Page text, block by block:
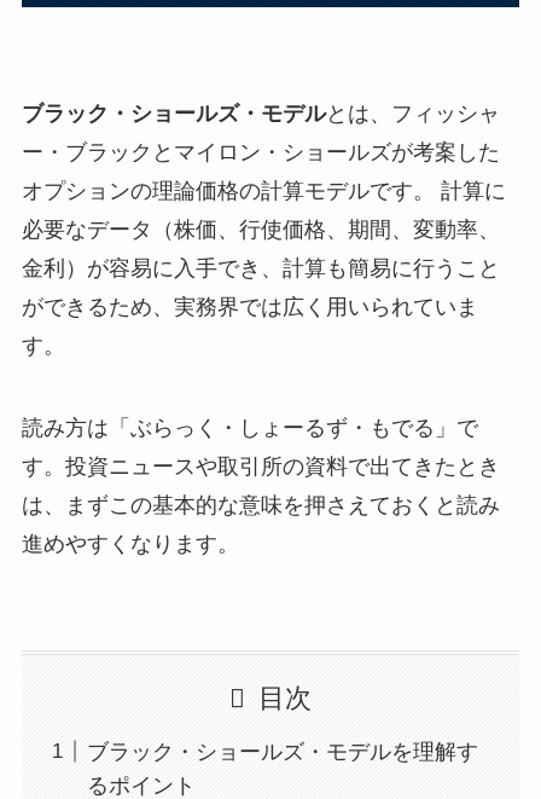
ブラック・ショールズ・モデルとは、フィッシャ
ー・ブラックとマイロン・ショールズが考案した
オプションの理論価格の計算モデルです。 計算に
必要なデータ（株価、行使価格、期間、変動率、
金利）が容易に入手でき、計算も簡易に行うこと
ができるため、実務界では広く用いられていま
す。
読み方は「ぶらっく・しょーるず・もでる」で
す。投資ニュースや取引所の資料で出てきたとき
は、まずこの基本的な意味を押さえておくと読み
進めやすくなります。
目次
ブラック・ショールズ・モデルを理解す
るポイント